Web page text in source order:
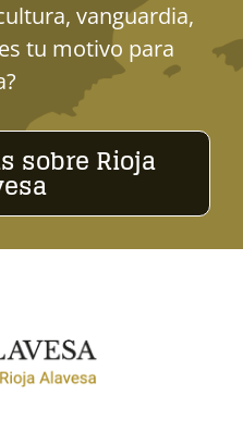
vanguardia,
tu motivo para
sobre Rioja